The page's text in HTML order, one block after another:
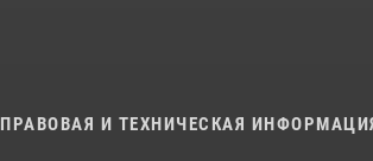
ПРАВОВАЯ И ТЕХНИЧЕСКАЯ